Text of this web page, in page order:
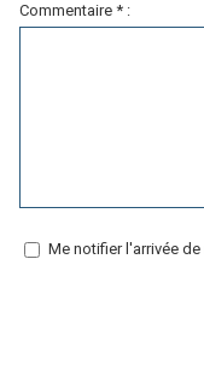
Commentaire * :
Me notifier l'arrivée